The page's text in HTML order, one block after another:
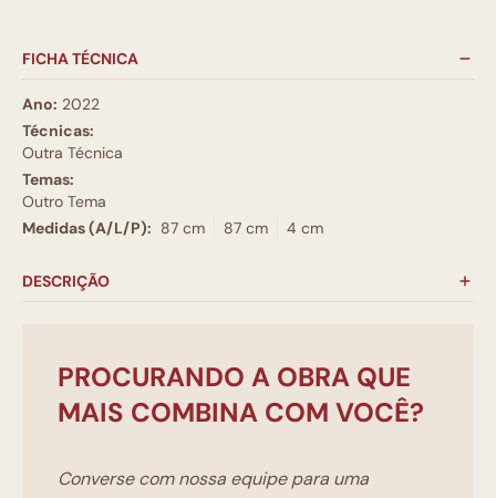
FICHA TÉCNICA
Ano: 2022
Técnicas:
Outra Técnica
Temas:
Outro Tema
Medidas (A/L/P): 87 cm 87 cm 4 cm
DESCRIÇÃO
PROCURANDO A OBRA QUE
MAIS COMBINA COM VOCÊ?
Converse com nossa equipe para uma